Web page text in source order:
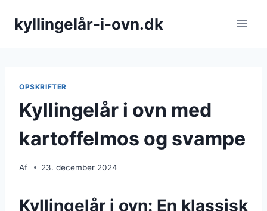
kyllingelår-i-ovn.dk
OPSKRIFTER
Kyllingelår i ovn med
kartoffelmos og svampe
Af 23. december 2024
Kyllingelår i ovn: En klassisk